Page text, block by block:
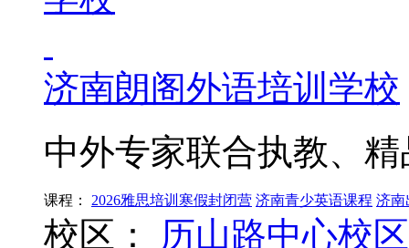
济南朗阁外语培训学校
中外专家联合执教、
课程： 2026雅思培训寒假封闭营 济南青少英语课程 济南
校区： 历山路中心校区